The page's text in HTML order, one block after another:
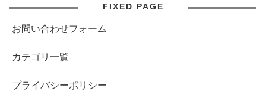
FIXED PAGE
お問い合わせフォーム
カテゴリ一覧
プライバシーポリシー